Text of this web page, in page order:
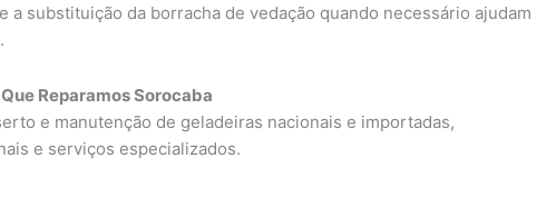
a substituição da borracha de vedação quando necessário ajudam
Reparamos Sorocaba
e manutenção de geladeiras nacionais e importadas,
e serviços especializados.